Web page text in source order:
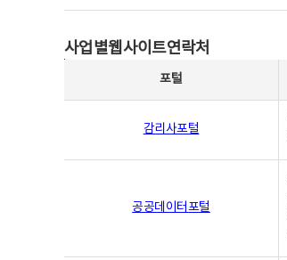
사업별웹사이트연락처
포털
감리사포털
공공데이터포털